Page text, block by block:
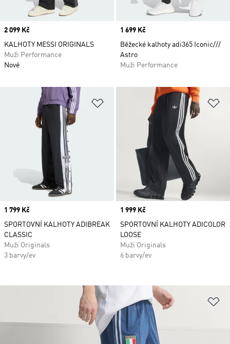
Price
2 099 Kč
KALHOTY MESSI ORIGINALS
Muži Performance
Nové
Price
1 699 Kč
Běžecké kalhoty adi365 Iconic///
Astro
Muži Performance
Přidat do seznamu přání
Price
1 799 Kč
SPORTOVNÍ KALHOTY ADIBREAK
CLASSIC
Muži Originals
3 barvy/ev
Price
1 999 Kč
SPORTOVNÍ KALHOTY ADICOLOR
LOOSE
Muži Originals
6 barvy/ev